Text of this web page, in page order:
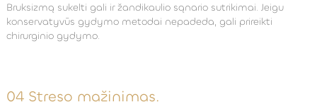
Bruksizmą sukelti gali ir žandikaulio sąnario sutrikimai. Jeigu
konservatyvūs gydymo metodai nepadeda, gali prireikti
chirurginio gydymo.
04 Streso mažinimas.